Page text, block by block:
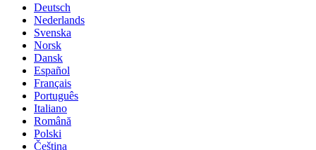
Deutsch
Nederlands
Svenska
Norsk
Dansk
Español
Français
Português
Italiano
Română
Polski
Čeština